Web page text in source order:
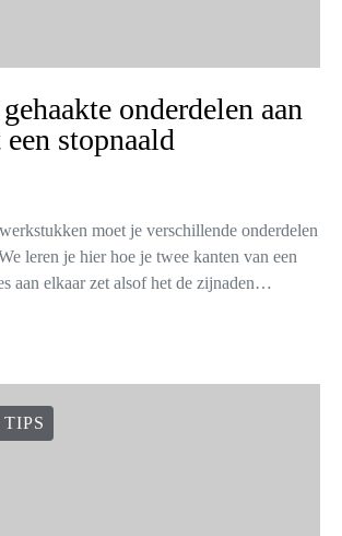
onderdelen aan
stopnaald
moet je verschillende onderdelen
leren je hier hoe je twee kanten van een
aan elkaar zet alsof het de zijnaden…